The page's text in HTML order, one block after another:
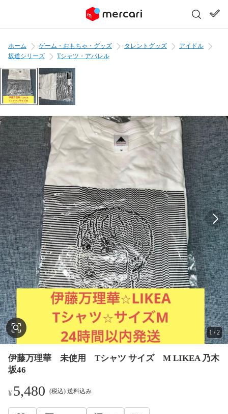
ホーム ゲーム・おもちゃ・グッズ タレントグッズ
アイドル
坂道シリーズ
Tシャツ・アパレル
1/2
伊藤万理華 未使用 Tシャツ サイズ M LIKEA 乃木
坂46
¥5,480 (税込) 送料込み